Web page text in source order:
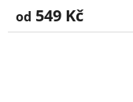
od 549 Kč